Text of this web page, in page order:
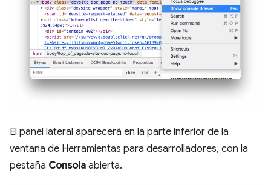
El panel lateral aparecerá en la parte inferior de la
ventana de Herramientas para desarrolladores, con la
pestaña Consola abierta.